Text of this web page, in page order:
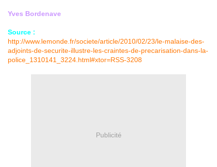
Yves Bordenave
Source :
http://www.lemonde.fr/societe/article/2010/02/23/le-malaise-des-
adjoints-de-securite-illustre-les-craintes-de-precarisation-dans-la-
police_1310141_3224.html#xtor=RSS-3208
Publicité